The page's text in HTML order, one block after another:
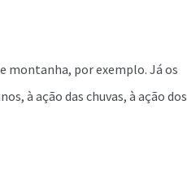
montanha, por exemplo. Já os
à ação das chuvas, à ação dos